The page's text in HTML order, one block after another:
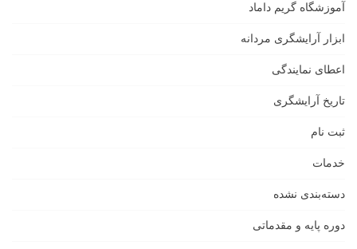
آموزشگاه گریم داماد
ابزار آرایشگری مردانه
اعطای نمایندگی
تاریخ آرایشگری
ثبت نام
خدمات
دسته‌بندی نشده
دوره پایه و مقدماتی